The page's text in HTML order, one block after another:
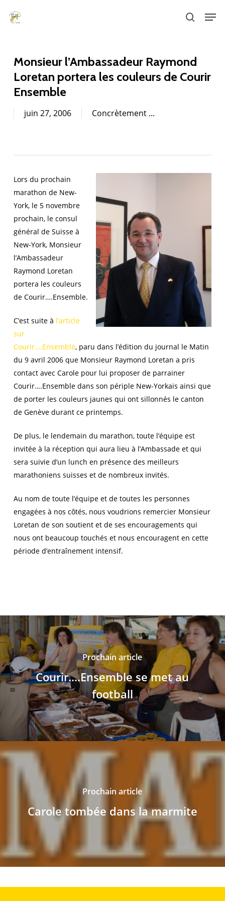
search
Monsieur l’Ambassadeur Raymond
Loretan portera les couleurs de Courir
Ensemble
juin 27, 2006 Concrètement ...
Lors du prochain
marathon de New-
York, le 5 novembre
prochain, le consul
général de Suisse à
New-York, Monsieur
l’Ambassadeur
Raymond Loretan
portera les couleurs
de Courir….Ensemble.
C’est suite à l’article
sur
Courir….Ensemble, paru dans l’édition du journal le Matin
du 9 avril 2006 que Monsieur Raymond Loretan a pris
contact avec Carole pour lui proposer de parrainer
Courir….Ensemble dans son périple New-Yorkais ainsi que
de porter les couleurs jaunes qui ont sillonnés le canton
de Genève durant ce printemps.
De plus, le lendemain du marathon, toute l’équipe est
invitée à la réception qui aura lieu à l’Ambassade et qui
sera suivie d’un lunch en présence des meilleurs
marathoniens suisses et de nombreux invités.
Au nom de toute l’équipe et de toutes les personnes
engagées à nos côtés, nous voudrions remercier Monsieur
Loretan de son soutient et de ses encouragements qui
nous ont beaucoup touchés et nous encouragent en cette
période d’entraînement intensif.
Prochain article
Courir....Ensemble se met au
football
Prochain article
Carole tombée dans la marmite